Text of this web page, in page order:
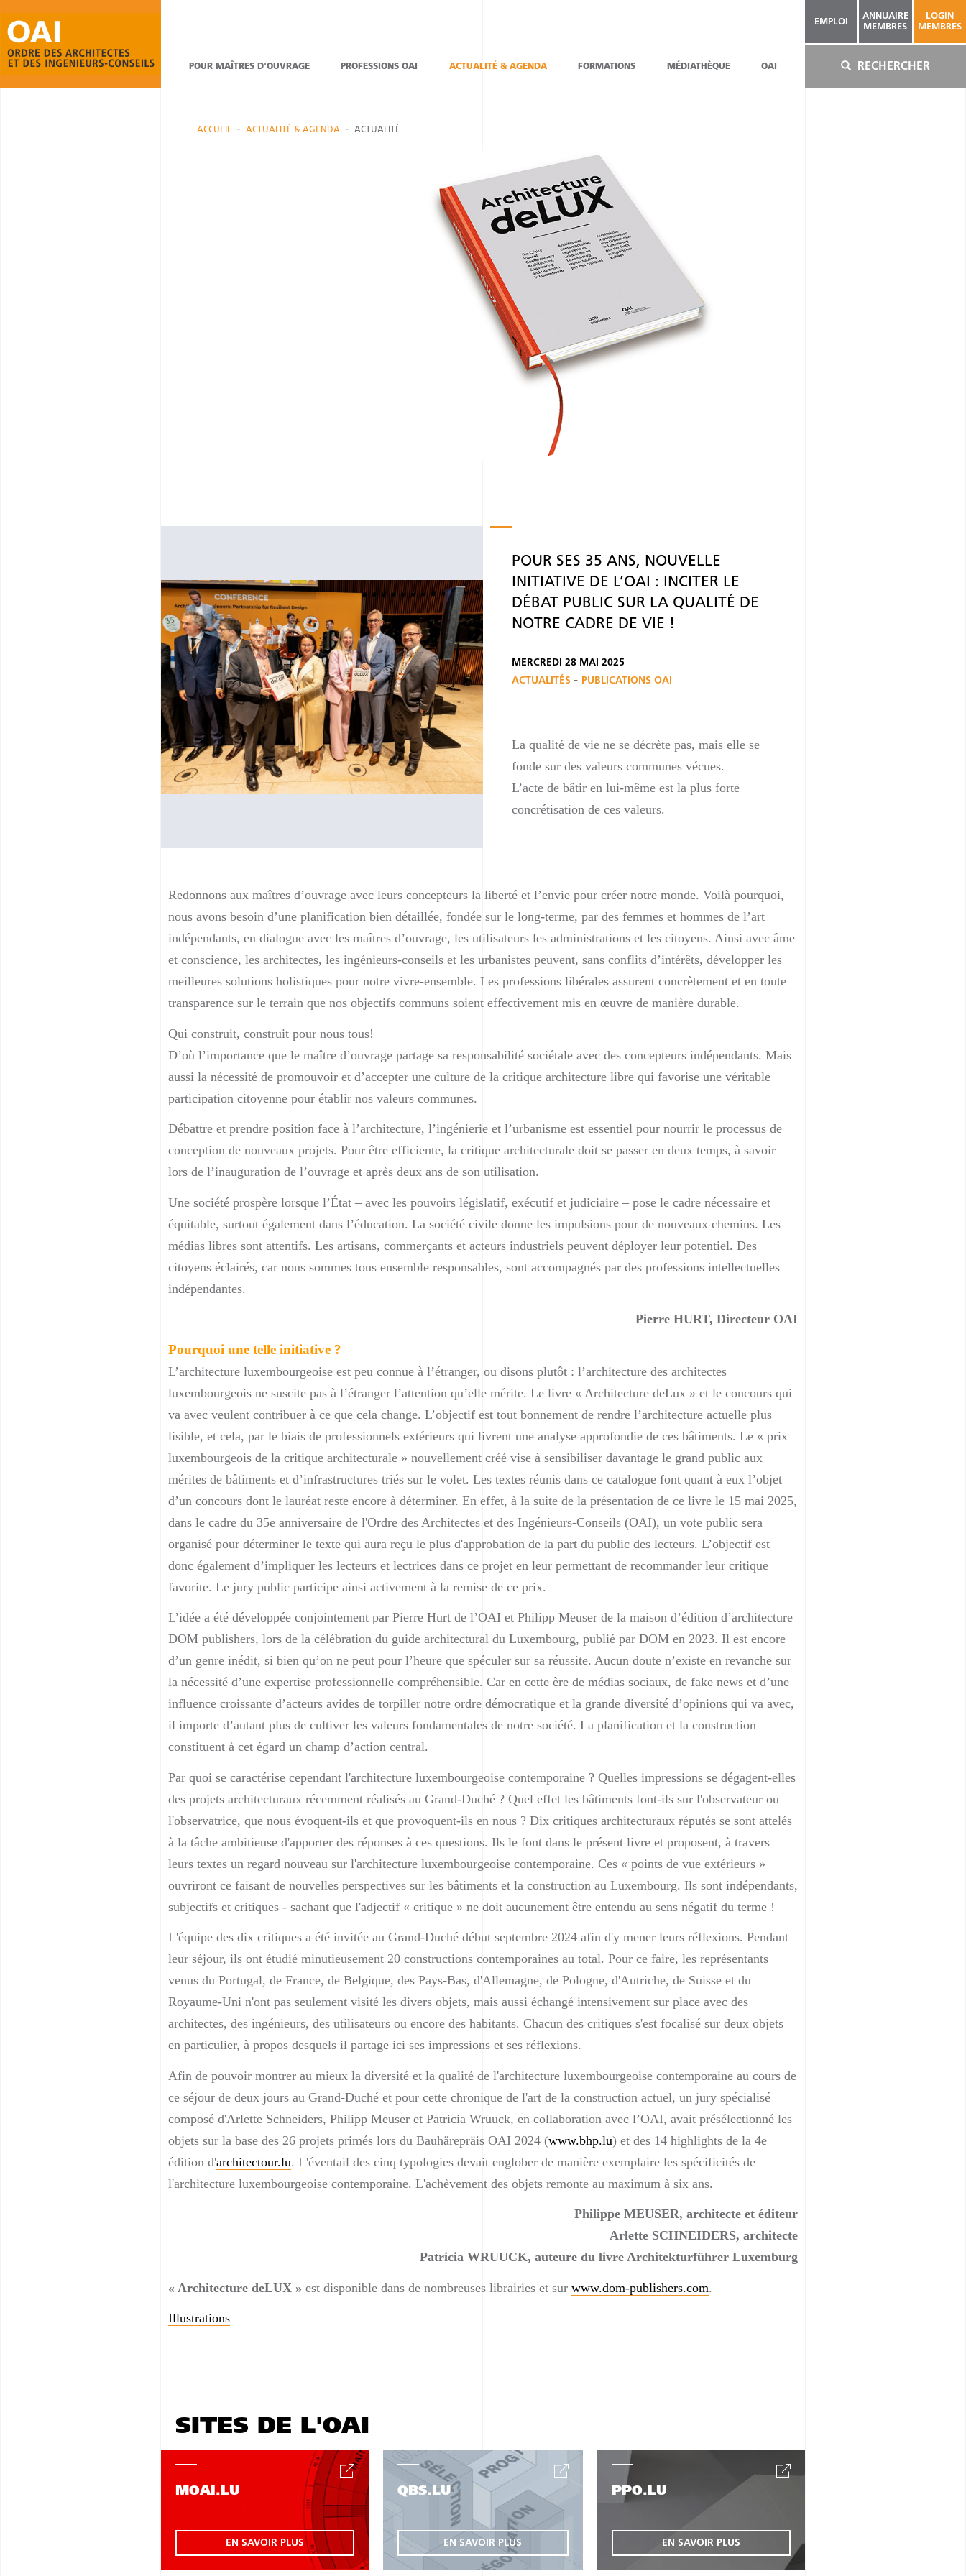
POUR MAÎTRES D'OUVRAGE PROFESSIONS OAI ACTUALITÉ & AGENDA FORMATIONS MÉDIATHÈQUE OAI
EMPLOI
ANNUAIRE
MEMBRES
LOGIN
MEMBRES
RECHERCHER
ACCUEIL ACTUALITÉ & AGENDA ACTUALITÉ
POUR SES 35 ANS, NOUVELLE
INITIATIVE DE L’OAI : INCITER LE
DÉBAT PUBLIC SUR LA QUALITÉ DE
NOTRE CADRE DE VIE !
MERCREDI 28 MAI 2025
ACTUALITÉS - PUBLICATIONS OAI
La qualité de vie ne se décrète pas, mais elle se
fonde sur des valeurs communes vécues.
L’acte de bâtir en lui-même est la plus forte
concrétisation de ces valeurs.
Redonnons aux maîtres d’ouvrage avec leurs concepteurs la liberté et l’envie pour créer notre monde. Voilà pourquoi,
nous avons besoin d’une planification bien détaillée, fondée sur le long-terme, par des femmes et hommes de l’art
indépendants, en dialogue avec les maîtres d’ouvrage, les utilisateurs les administrations et les citoyens. Ainsi avec âme
et conscience, les architectes, les ingénieurs-conseils et les urbanistes peuvent, sans conflits d’intérêts, développer les
meilleures solutions holistiques pour notre vivre-ensemble. Les professions libérales assurent concrètement et en toute
transparence sur le terrain que nos objectifs communs soient effectivement mis en œuvre de manière durable.
Qui construit, construit pour nous tous!
D’où l’importance que le maître d’ouvrage partage sa responsabilité sociétale avec des concepteurs indépendants. Mais
aussi la nécessité de promouvoir et d’accepter une culture de la critique architecture libre qui favorise une véritable
participation citoyenne pour établir nos valeurs communes.
Débattre et prendre position face à l’architecture, l’ingénierie et l’urbanisme est essentiel pour nourrir le processus de
conception de nouveaux projets. Pour être efficiente, la critique architecturale doit se passer en deux temps, à savoir
lors de l’inauguration de l’ouvrage et après deux ans de son utilisation.
Une société prospère lorsque l’État – avec les pouvoirs législatif, exécutif et judiciaire – pose le cadre nécessaire et
équitable, surtout également dans l’éducation. La société civile donne les impulsions pour de nouveaux chemins. Les
médias libres sont attentifs. Les artisans, commerçants et acteurs industriels peuvent déployer leur potentiel. Des
citoyens éclairés, car nous sommes tous ensemble responsables, sont accompagnés par des professions intellectuelles
indépendantes.
Pierre HURT, Directeur OAI
Pourquoi une telle initiative ?
L’architecture luxembourgeoise est peu connue à l’étranger, ou disons plutôt : l’architecture des architectes
luxembourgeois ne suscite pas à l’étranger l’attention qu’elle mérite. Le livre « Architecture deLux » et le concours qui
va avec veulent contribuer à ce que cela change. L’objectif est tout bonnement de rendre l’architecture actuelle plus
lisible, et cela, par le biais de professionnels extérieurs qui livrent une analyse approfondie de ces bâtiments. Le « prix
luxembourgeois de la critique architecturale » nouvellement créé vise à sensibiliser davantage le grand public aux
mérites de bâtiments et d’infrastructures triés sur le volet. Les textes réunis dans ce catalogue font quant à eux l’objet
d’un concours dont le lauréat reste encore à déterminer. En effet, à la suite de la présentation de ce livre le 15 mai 2025,
dans le cadre du 35e anniversaire de l'Ordre des Architectes et des Ingénieurs-Conseils (OAI), un vote public sera
organisé pour déterminer le texte qui aura reçu le plus d'approbation de la part du public des lecteurs. L’objectif est
donc également d’impliquer les lecteurs et lectrices dans ce projet en leur permettant de recommander leur critique
favorite. Le jury public participe ainsi activement à la remise de ce prix.
L’idée a été développée conjointement par Pierre Hurt de l’OAI et Philipp Meuser de la maison d’édition d’architecture
DOM publishers, lors de la célébration du guide architectural du Luxembourg, publié par DOM en 2023. Il est encore
d’un genre inédit, si bien qu’on ne peut pour l’heure que spéculer sur sa réussite. Aucun doute n’existe en revanche sur
la nécessité d’une expertise professionnelle compréhensible. Car en cette ère de médias sociaux, de fake news et d’une
influence croissante d’acteurs avides de torpiller notre ordre démocratique et la grande diversité d’opinions qui va avec,
il importe d’autant plus de cultiver les valeurs fondamentales de notre société. La planification et la construction
constituent à cet égard un champ d’action central.
Par quoi se caractérise cependant l'architecture luxembourgeoise contemporaine ? Quelles impressions se dégagent-elles
des projets architecturaux récemment réalisés au Grand-Duché ? Quel effet les bâtiments font-ils sur l'observateur ou
l'observatrice, que nous évoquent-ils et que provoquent-ils en nous ? Dix critiques architecturaux réputés se sont attelés
à la tâche ambitieuse d'apporter des réponses à ces questions. Ils le font dans le présent livre et proposent, à travers
leurs textes un regard nouveau sur l'architecture luxembourgeoise contemporaine. Ces « points de vue extérieurs »
ouvriront ce faisant de nouvelles perspectives sur les bâtiments et la construction au Luxembourg. Ils sont indépendants,
subjectifs et critiques - sachant que l'adjectif « critique » ne doit aucunement être entendu au sens négatif du terme !
L'équipe des dix critiques a été invitée au Grand-Duché début septembre 2024 afin d'y mener leurs réflexions. Pendant
leur séjour, ils ont étudié minutieusement 20 constructions contemporaines au total. Pour ce faire, les représentants
venus du Portugal, de France, de Belgique, des Pays-Bas, d'Allemagne, de Pologne, d'Autriche, de Suisse et du
Royaume-Uni n'ont pas seulement visité les divers objets, mais aussi échangé intensivement sur place avec des
architectes, des ingénieurs, des utilisateurs ou encore des habitants. Chacun des critiques s'est focalisé sur deux objets
en particulier, à propos desquels il partage ici ses impressions et ses réflexions.
Afin de pouvoir montrer au mieux la diversité et la qualité de l'architecture luxembourgeoise contemporaine au cours de
ce séjour de deux jours au Grand-Duché et pour cette chronique de l'art de la construction actuel, un jury spécialisé
composé d'Arlette Schneiders, Philipp Meuser et Patricia Wruuck, en collaboration avec l’OAI, avait présélectionné les
objets sur la base des 26 projets primés lors du Bauhärepräis OAI 2024 (www.bhp.lu) et des 14 highlights de la 4e
édition d'architectour.lu. L'éventail des cinq typologies devait englober de manière exemplaire les spécificités de
l'architecture luxembourgeoise contemporaine. L'achèvement des objets remonte au maximum à six ans.
Philippe MEUSER, architecte et éditeur
Arlette SCHNEIDERS, architecte
Patricia WRUUCK, auteure du livre Architekturführer Luxemburg
« Architecture deLUX » est disponible dans de nombreuses librairies et sur www.dom-publishers.com.
Illustrations
SITES DE L'OAI
MOAI.LU
EN SAVOIR PLUS
QBS.LU
EN SAVOIR PLUS
PPO.LU
EN SAVOIR PLUS